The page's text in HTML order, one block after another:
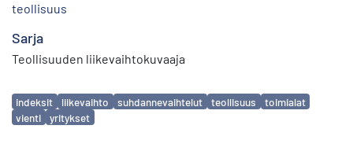
teollisuus
Sarja
Teollisuuden liikevaihtokuvaaja
Avainsanat
indeksit liikevaihto suhdannevaihtelut teollisuus
toimialat
vienti
yritykset